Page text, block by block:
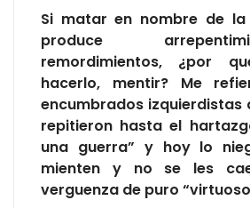
Si matar en nombre de la
produce
remordimientos, ¿por
hacerlo, mentir? Me
encumbrados izquierdistas
repitieron hasta el
una guerra” y hoy lo
mienten y no se les
verguenza de puro